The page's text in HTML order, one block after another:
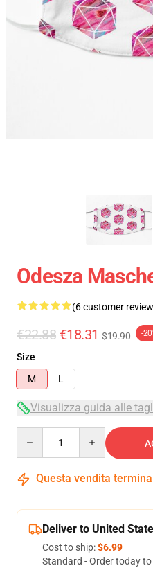
Odesza
(6 customer
€22.88 €18.31 $19.90 -
Size
M
L
Visualizza guida alle
Questa vendita
Deliver to United
Cost to ship:$6.99
Standard - Order today